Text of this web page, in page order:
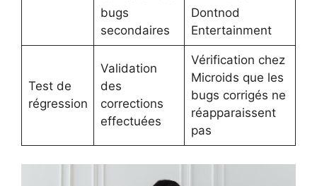
bugs
secondaires
Dontnod
Entertainment
Test de
régression
Validation
des
corrections
effectuées
Vérification chez
Microids que les
bugs corrigés ne
réapparaissent
pas